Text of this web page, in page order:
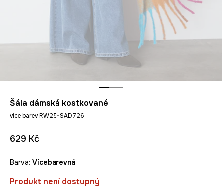
Šála dámská kostkované
více barev RW25-SAD726
629 Kč
Barva: vícebarevná
Produkt není dostupný